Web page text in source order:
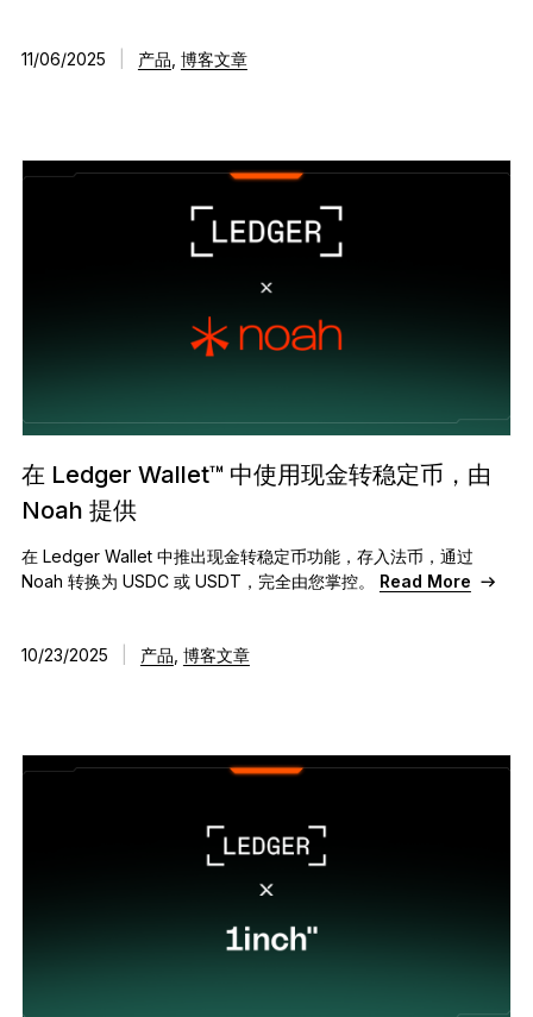
11/06/2025 产品, 博客文章
在 Ledger Wallet™ 中使用现金转稳定币，由
Noah 提供
在 Ledger Wallet 中推出现金转稳定币功能，存入法币，通过
Noah 转换为 USDC 或 USDT，完全由您掌控。 Read More
10/23/2025 产品 博客文章